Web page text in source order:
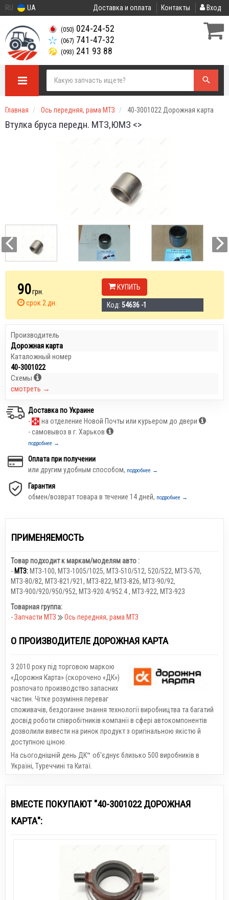
RU UA Доставка и оплата Контакты Вход
(050) 024-24-52
(067) 741-47-32
(093) 241 93 88
Главная Ось передняя, рама МТЗ 40-3001022 Дорожная карта
Втулка бруса передн. МТЗ,ЮМЗ <>
90грн.
срок 2 дн.
КУПИТЬ
Код: 54636 -1
Производитель
Дорожная карта
Каталожный номер
40-3001022
Схемы
смотреть →
Доставка по Украине
-
на отделение Новой Почты или курьером до двери
- самовывоз в г. Харьков
подробнее →
Оплата при получении
или другим удобным способом, подробнее →
Гарантия
обмен/возврат товара в течение 14 дней, подробнее →
ПРИМЕНЯЕМОСТЬ
Товар подходит к маркам/моделям авто :
- МТЗ:МТЗ-100, МТЗ-1005/1025, МТЗ-510/512, 520/522, МТЗ-570,
МТЗ-80/82, МТЗ-821/921, МТЗ-822, МТЗ-826, МТЗ-90/92,
МТЗ-900/920/950/952, МТЗ-920.4/952.4, МТЗ-922, МТЗ-923
Товарная группа:
-Запчасти МТЗ Ось передняя, рама МТЗ
О ПРОИЗВОДИТЕЛЕ ДОРОЖНАЯ КАРТА
З 2010 року під торговою маркою
«Дорожня Карта» (скорочено «ДК»)
розпочато производство запасних
частин. Чітке розуміння переваг
споживачів, бездоганне знання технології виробництва та багатий
досвід роботи співробітників компанії в сфері автокомпонентів
дозволили вивести на ринок продукт з оригінальною якістю й
доступною ціною.
На сьогоднішній день ДК™ об'єднує близько 500 виробників в
Україні, Туреччині та Китаї.
ВМЕСТЕ ПОКУПАЮТ "40-3001022 ДОРОЖНАЯ
КАРТА":